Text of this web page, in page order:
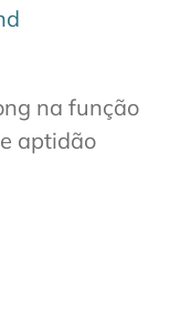
na função
aptidão